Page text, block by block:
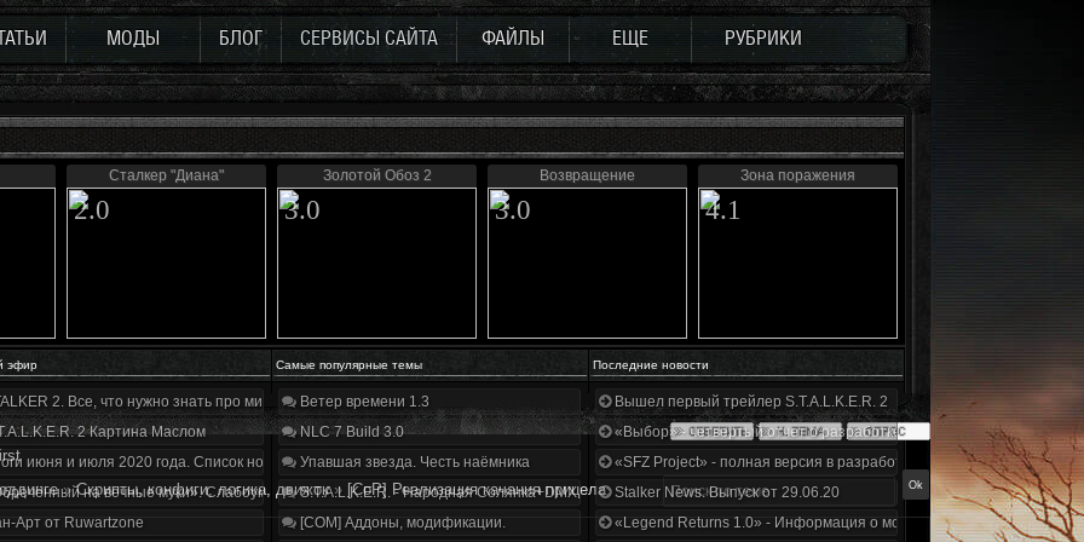
МОДЫ БЛОГ СЕРВИСЫ САЙТА ФАЙЛЫ ЕЩЕ РУБРИКИ
Сталкер "Диана"
2.0
Золотой Обоз 2
3.0
Возвращение
3.0
Зона поражения
4.1
эфир Самые популярные темы Последние новости
2. Все, что нужно знать про мир, геймплей и сюжет | Разбор трейлера
2 Картина Маслом
июня и июля 2020 года. Список нововведений
на вечные муки». Слабоумие и отвага
Арт от Ruwartzone
Ветер времени 1.3
NLC 7 Build 3.0
Упавшая звезда. Честь наёмника
S.T.A.L.K.E.R. - Народная Солянка+DMX 1.3.5.ООП.МА.К.
[COM] Аддоны, модификации.
Вышел первый трейлер S.T.A.L.K.E.R. 2
«Выбор» - четвертый отчет о разработке!
«SFZ Project» - полная версия в разработке!
Stalker News. Выпуск от 29.06.20
«Legend Returns 1.0» - Информация о моде за июнь 2020
» Скрипты, конфиги, логика, движок » [CoP] Реализация качания прицела